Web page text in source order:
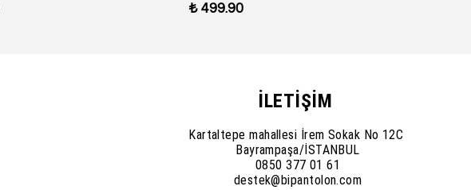
₺ 499.90
İLETİŞİM
Kartaltepe mahallesi İrem Sokak No 12C
Bayrampaşa/İSTANBUL
0850 377 01 61
destek@bipantolon.com